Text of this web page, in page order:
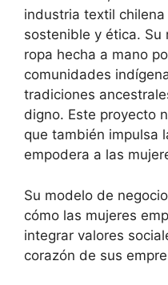
industria textil
sostenible y ética. Su
ropa hecha a mano
comunidades
tradiciones
digno. Este proyecto
que también impulsa
empodera a las
Su modelo de
cómo las mujeres
integrar valores
corazón de sus